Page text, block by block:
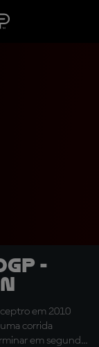
-
em 2010
corrida
em segundo